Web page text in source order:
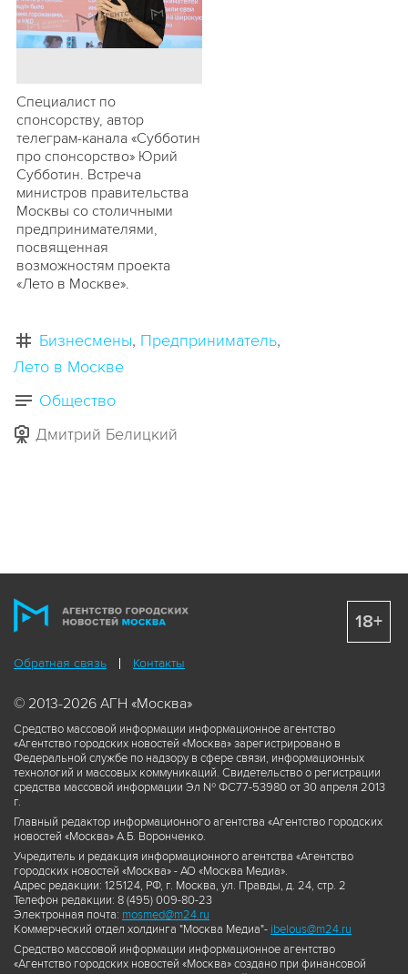
Специалист по
спонсорству, автор
телеграм-канала «Субботин
про спонсорство» Юрий
Субботин. Встреча
министров правительства
Москвы со столичными
предпринимателями,
посвященная
возможностям проекта
«Лето в Москве».
Бизнесмены Предприниматель
Лето в Москве
Общество
Дмитрий Белицкий
Обратная связь Контакты
© 2013-2026 АГН «Москва»
Средство массовой информации информационное агентство
«Агентство городских новостей «Москва» зарегистрировано в
Федеральной службе по надзору в сфере связи, информационных
технологий и массовых коммуникаций. Свидетельство о регистрации
средства массовой информации Эл № ФС77-53980 от 30 апреля 2013
г.
Главный редактор информационного агентства «Агентство городских
новостей «Москва» А.Б. Воронченко.
Учредитель и редакция информационного агентства «Агентство
городских новостей «Москва» - АО «Москва Медиа».
Адрес редакции: 125124, РФ, г. Москва, ул. Правды, д. 24, стр. 2
Телефон редакции: 8 (495) 009-80-23
Электронная почта: mosmed@m24.ru
Коммерческий отдел холдинга "Москва Медиа"- ibelous@m24.ru
Средство массовой информации информационное агентство
«Агентство городских новостей «Москва» создано при финансовой
18+